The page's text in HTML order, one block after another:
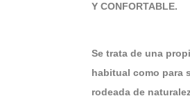
Y CONFORTABLE.
Se trata de una
habitual como para
rodeada de